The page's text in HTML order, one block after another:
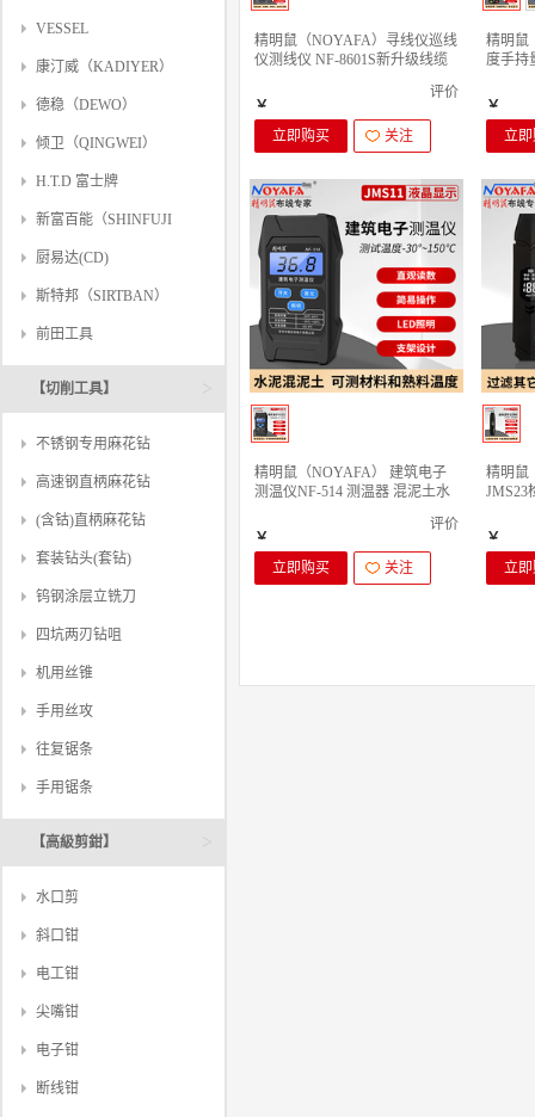
VESSEL
康汀威（KADIYER）
德稳（DEWO）
倾卫（QINGWEI）
H.T.D 富士牌
新富百能（SHINFUJI
BURNER）
厨易达(CD)
斯特邦（SIRTBAN）
前田工具
【切削工具】
不锈钢专用麻花钻
高速钢直柄麻花钻
(含钴)直柄麻花钻
套装钻头(套钻)
钨钢涂层立铣刀
四坑两刃钻咀
机用丝锥
手用丝攻
往复锯条
手用锯条
【高級剪鉗】
水口剪
斜口钳
电工钳
尖嘴钳
电子钳
断线钳
精明鼠（NOYAFA）寻线仪巡线
仪测线仪 NF-8601S新升级线缆
版）
评价
￥
立即购买
关注
精明鼠
度手持
亩仪
￥
立
精明鼠（NOYAFA） 建筑电子
测温仪NF-514 测温器 混泥土水
评价
￥
立即购买
关注
精明鼠
JMS23
￥
立